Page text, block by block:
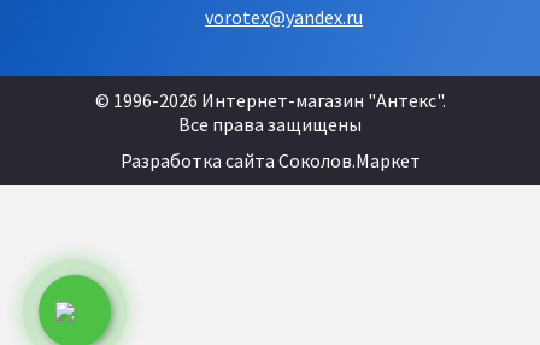
vorotex@yandex.ru
© 1996-2026 Интернет-магазин "Антекс".
Все права защищены
Разработка сайта Соколов.Маркет